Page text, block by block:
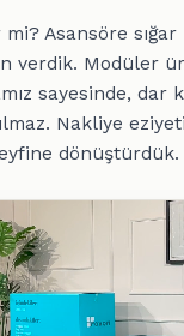
mi? Asansöre sığar
verdik. Modüler
sayesinde, dar
Nakliye
dönüştürdük.